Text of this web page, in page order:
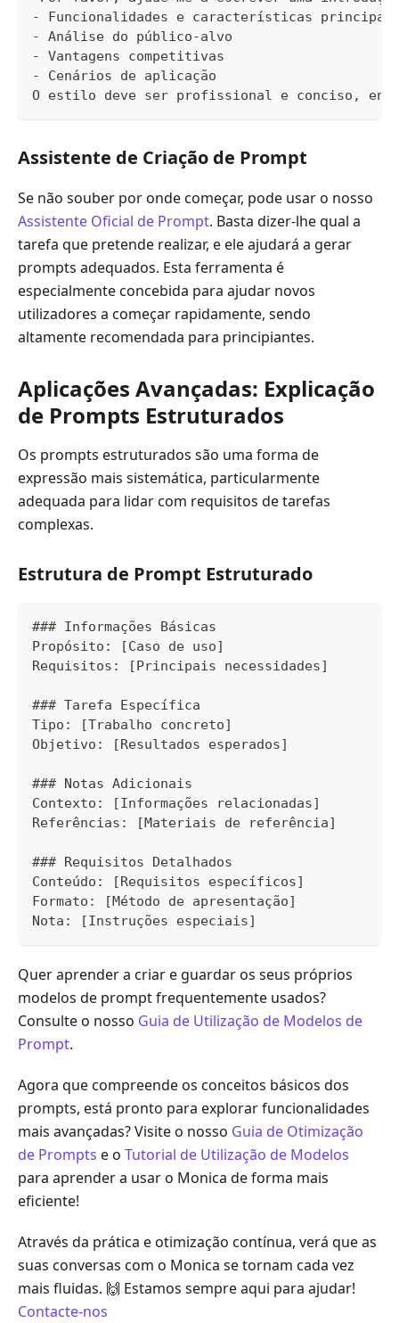
- Funcionalidades e características
- Análise do público-alvo
- Vantagens competitivas
- Cenários de aplicação
O estilo deve ser profissional e conciso,
Assistente de Criação de Prompt
Se não souber por onde começar, pode usar o nosso
Assistente Oficial de Prompt. Basta dizer-lhe qual a
tarefa que pretende realizar, e ele ajudará a gerar
prompts adequados. Esta ferramenta é
especialmente concebida para ajudar novos
utilizadores a começar rapidamente, sendo
altamente recomendada para principiantes.
Aplicações Avançadas: Explicação
de Prompts Estruturados
Os prompts estruturados são uma forma de
expressão mais sistemática, particularmente
adequada para lidar com requisitos de tarefas
complexas.
Estrutura de Prompt Estruturado
### Informações Básicas
Propósito: [Caso de uso]
Requisitos: [Principais necessidades]
### Tarefa Específica
Tipo: [Trabalho concreto]
Objetivo: [Resultados esperados]
### Notas Adicionais
Contexto: [Informações relacionadas]
Referências: [Materiais de referência]
### Requisitos Detalhados
Conteúdo: [Requisitos específicos]
Formato: [Método de apresentação]
Nota: [Instruções especiais]
Quer aprender a criar e guardar os seus próprios
modelos de prompt frequentemente usados?
Consulte o nosso Guia de Utilização de Modelos de
Prompt.
Agora que compreende os conceitos básicos dos
prompts, está pronto para explorar funcionalidades
mais avançadas? Visite o nosso Guia de Otimização
de Prompts e o Tutorial de Utilização de Modelos
para aprender a usar o Monica de forma mais
eficiente!
Através da prática e otimização contínua, verá que as
suas conversas com o Monica se tornam cada vez
mais fluidas. 🙌 Estamos sempre aqui para ajudar!
Contacte-nos